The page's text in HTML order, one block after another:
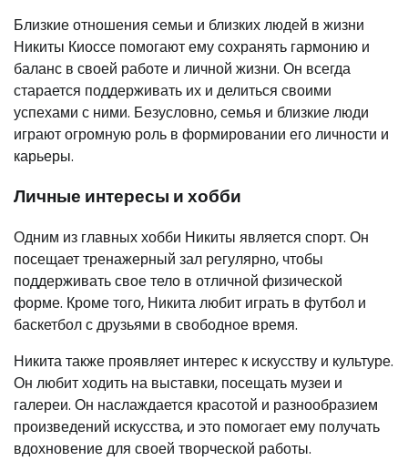
Близкие отношения семьи и близких людей в жизни
Никиты Киоссе помогают ему сохранять гармонию и
баланс в своей работе и личной жизни. Он всегда
старается поддерживать их и делиться своими
успехами с ними. Безусловно, семья и близкие люди
играют огромную роль в формировании его личности и
карьеры.
Личные интересы и хобби
Одним из главных хобби Никиты является спорт. Он
посещает тренажерный зал регулярно, чтобы
поддерживать свое тело в отличной физической
форме. Кроме того, Никита любит играть в футбол и
баскетбол с друзьями в свободное время.
Никита также проявляет интерес к искусству и культуре.
Он любит ходить на выставки, посещать музеи и
галереи. Он наслаждается красотой и разнообразием
произведений искусства, и это помогает ему получать
вдохновение для своей творческой работы.